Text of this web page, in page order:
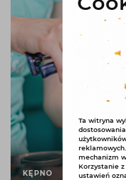
KĘPNO
Ta witryna
mechanizm
Korzystanie
ustawień